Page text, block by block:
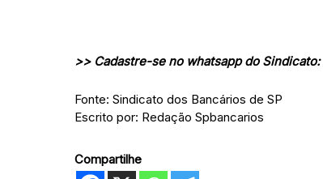
>> Cadastre-se no whatsapp do Sindicato:
Fonte: Sindicato dos Bancários de SP
Escrito por: Redação Spbancarios
Compartilhe